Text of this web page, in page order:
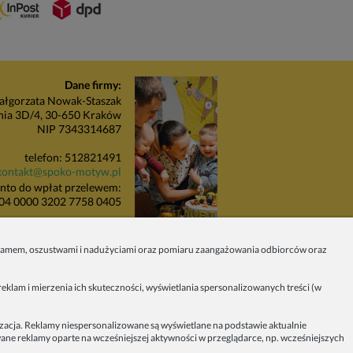
Dane firmy:
Nowak-Staszak
3D/4, 30-650 Kraków
NIP 7343314687
telefon: 512821491
motyw.pl
do wpłat przelewem:
0000 3202 7758 0405
Spoko Motyw
szlabanem, wejście z
społecznościowych!
oszustwami i nadużyciami oraz pomiaru zaangażowania odbiorców oraz
i mierzenia ich skuteczności, wyświetlania spersonalizowanych treści (w
Reklamy niespersonalizowane są wyświetlane na podstawie aktualnie
reklamy oparte na wcześniejszej aktywności w przeglądarce, np. wcześniejszych